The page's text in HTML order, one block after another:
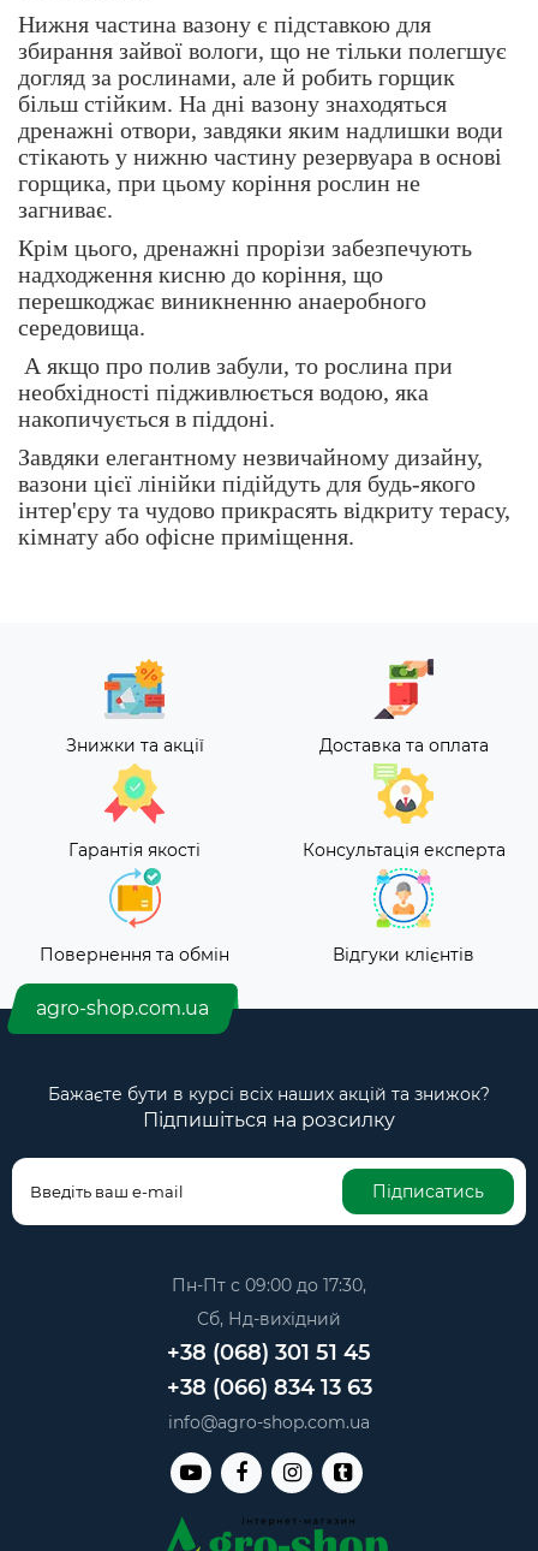
Нижня частина вазону є підставкою для
збирання зайвої вологи, що не тільки полегшує
догляд за рослинами, але й робить горщик
більш стійким. На дні вазону знаходяться
дренажні отвори, завдяки яким надлишки води
стікають у нижню частину резервуара в основі
горщика, при цьому коріння рослин не
загниває.
Крім цього, дренажні прорізи забезпечують
надходження кисню до коріння, що
перешкоджає виникненню анаеробного
середовища.
А якщо про полив забули, то рослина при
необхідності підживлюється водою, яка
накопичується в піддоні.
Завдяки елегантному незвичайному дизайну,
вазони цієї лінійки підійдуть для будь-якого
інтер'єру та чудово прикрасять відкриту терасу,
кімнату або офісне приміщення.
Знижки та акції Доставка та оплата
Гарантія якості Консультація експерта
Повернення та обмін Відгуки клієнтів
agro-shop.com.ua
Бажаєте бути в курсі всіх наших акцій та знижок?
Підпишіться на розсилку
Підписатись
Пн-Пт с 09:00 до 17:30,
Сб, Нд-вихідний
+38 (068) 301 51 45
+38 (066) 834 13 63
info@agro-shop.com.ua